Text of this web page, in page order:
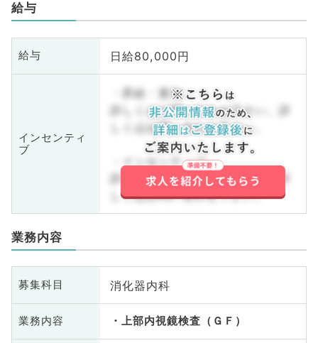
給与
給与 日給80,000円
インセンティ
ブ
・昇給・賞与
詳しくはお問い合わせ下さい。詳
しくはお問い合わせ下さい。
・インセンティブ
詳しくはお問い合わせ下さい。詳
しくはお問い合わせ下さい。
業務内容
募集科目 消化器内科
業務内容 上部内視鏡検査（ＧＦ）